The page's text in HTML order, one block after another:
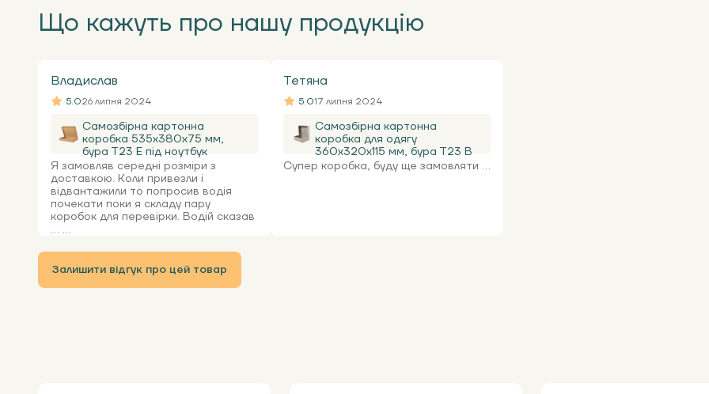
Що кажуть про нашу продукцію
Владислав
5.026 липня 2024
Самозбірна картонна
коробка 535x380x75 мм,
бура Т23 Е під ноутбук
Я замовляв середні розміри з
доставкою. Коли привезли і
відвантажили то попросив водія
почекати поки я складу пару
коробок для перевірки. Водій сказав
... ...
Тетяна
5.017 липня 2024
Самозбірна картонна
коробка для одягу
360х320х115 мм, бура Т23 В
Супер коробка, буду ще замовляти ...
Залишити відгук про цей товар